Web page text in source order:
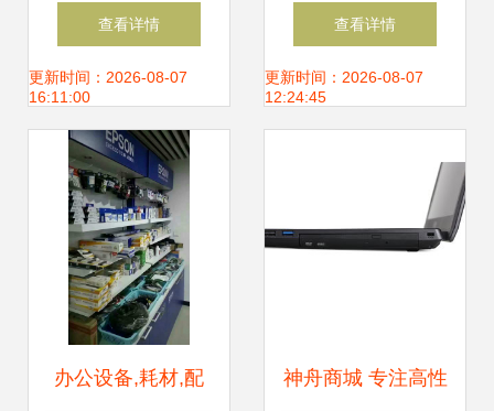
接 雷蛇电竞外设套
装开箱体验
查看详情
更新时间：2026-08-07
16:11:00
设【报价 品牌 测
评 正品行货】-苏
查看详情
更新时间：2026-08-07
12:24:45
办公设备,耗材,配 神舟商城 专注高性